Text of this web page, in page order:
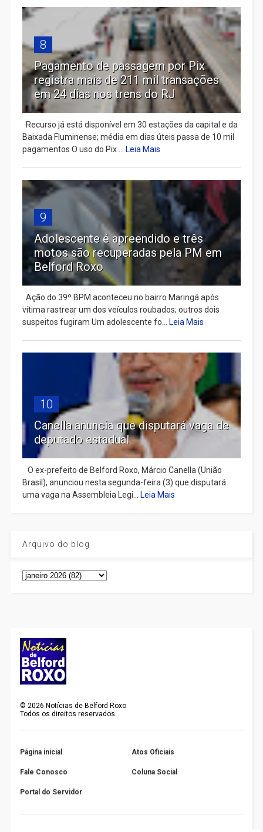
8
Pagamento de passagem por Pix
registra mais de 211 mil transações
em 24 dias nos trens do RJ
Recurso já está disponível em 30 estações da capital e da
Baixada Fluminense; média em dias úteis passa de 10 mil
pagamentos O uso do Pix ... Leia Mais
9
Adolescente é apreendido e três
motos são recuperadas pela PM em
Belford Roxo
Ação do 39º BPM aconteceu no bairro Maringá após
vítima rastrear um dos veículos roubados; outros dois
suspeitos fugiram Um adolescente fo... Leia Mais
10
Canella anuncia que disputará vaga de
deputado estadual
​ O ex-prefeito de Belford Roxo, Márcio Canella (União
Brasil), anunciou nesta segunda-feira (3) que disputará
uma vaga na Assembleia Legi... Leia Mais
Arquivo do blog
©2026 Notícias de Belford Roxo
Todos os direitos reservados.
Página inicial Atos Oficiais
Fale Conosco Coluna Social
Portal do Servidor